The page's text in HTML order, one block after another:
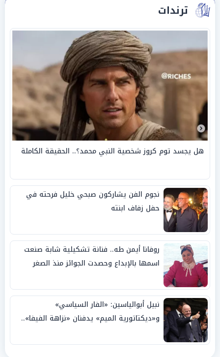
ترندات
هل يجسد توم كروز شخصية النبي محمد؟.. الحقيقة الكاملة
نجوم الفن يشاركون صبحي خليل فرحته في
حفل زفاف ابنته
روفانا أيمن طه.. فنانة تشكيلية شابة صنعت
اسمها بالإبداع وحصدت الجوائز منذ الصغر
نبيل أبوالياسين: «الفار السياسي»
و«ديكتاتورية الميم» يدفنان «نزاهة الفيفا»..